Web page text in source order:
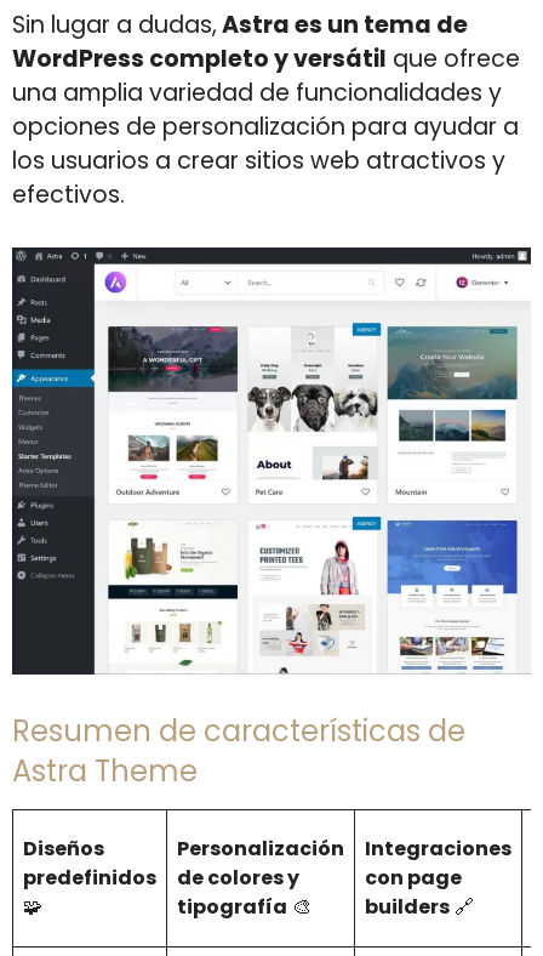
Sin lugar a dudas,Astra es un tema de
WordPress completo y versátil que ofrece
una amplia variedad de funcionalidades y
opciones de personalización para ayudar a
los usuarios a crear sitios web atractivos y
efectivos.
Resumen de características de
Astra Theme
Diseños
predefinidos
🧩
Personalización
de colores y
tipografía 🎨
Integraciones
con page
builders 🔗